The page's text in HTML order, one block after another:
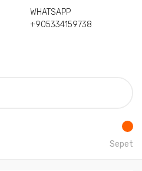
WHATSAPP
+905334159738
Sepet